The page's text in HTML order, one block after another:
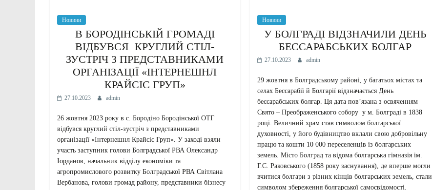
Новини
В БОРОДІНСЬКІЙ ГРОМАДІ
ВІДБУВСЯ КРУГЛИЙ СТІЛ-
ЗУСТРІЧ З ПРЕДСТАВНИКАМИ
ОРГАНІЗАЦІЇ «ІНТЕРНЕШНЛ
КРАЙСІС ГРУП»
27.10.2023 admin
26 жовтня 202З року в с. Бородiно Бородiнської ОТГ
відбувся круглий стіл-зустріч з представниками
організації «Інтернешнл Крайсіс Груп». У заході взяли
участь заступник голови Болградської РВА Олександр
Іорданов, начальник відділу економіки та
агропромислового розвитку Болградської РВА Світлана
Вербанова, голови громад району, представники бізнесу
Новини
У БОЛГРАДІ ВІДЗНАЧИЛИ ДЕНЬ
БЕССАРАБСЬКИХ БОЛГАР
27.10.2023 admin
29 жовтня в Болградському районі, у багатьох містах та
селах Бессарабії й Болгарії відзначається День
бессарабських болгар. Ця дата пов’язана з освяченням
Свято – Преображенського собору у м. Болграді в 1838
році. Величний храм став символом болгарської
духовності, у його будівництво вклали свою добровільну
працю та кошти 10 000 переселенців із болгарських
земель. Місто Болград та відома болгарська гімназія ім.
Г.С. Раковського (1858 року заснування), де вперше могли
вчитися болгари з різних кінців болгарських земель, стали
символом збереження болгарської самосвідомості.